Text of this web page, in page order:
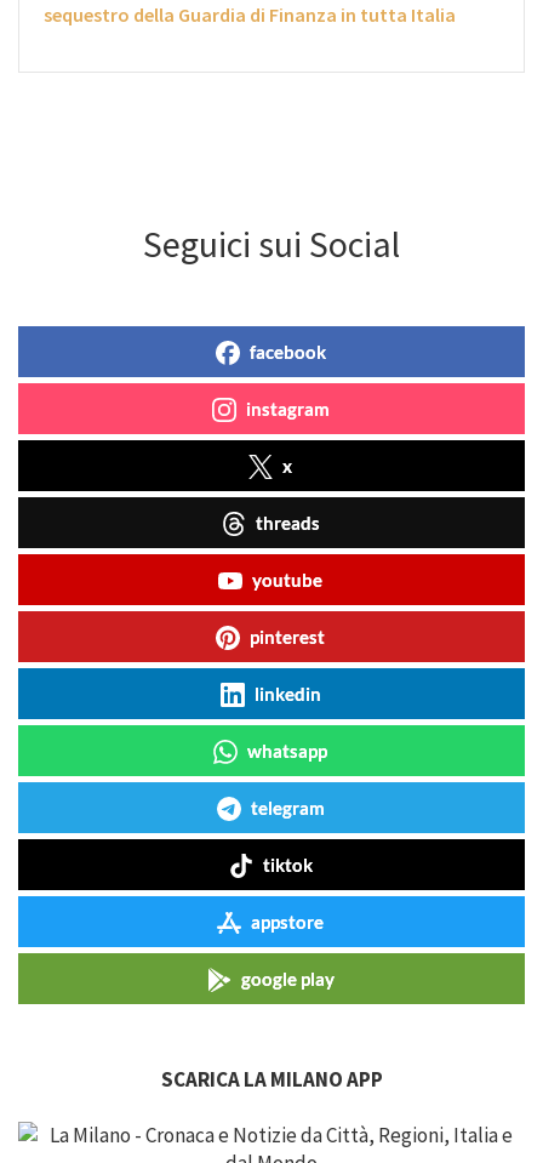
sequestro della Guardia di Finanza in tutta Italia
Seguici sui Social
facebook
instagram
x
threads
youtube
pinterest
linkedin
whatsapp
telegram
tiktok
appstore
google play
SCARICA LA MILANO APP